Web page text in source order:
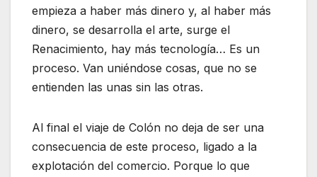
empieza a haber más dinero y, al haber más
dinero, se desarrolla el arte, surge el
Renacimiento, hay más tecnología… Es un
proceso. Van uniéndose cosas, que no se
entienden las unas sin las otras.
Al final el viaje de Colón no deja de ser una
consecuencia de este proceso, ligado a la
explotación del comercio. Porque lo que